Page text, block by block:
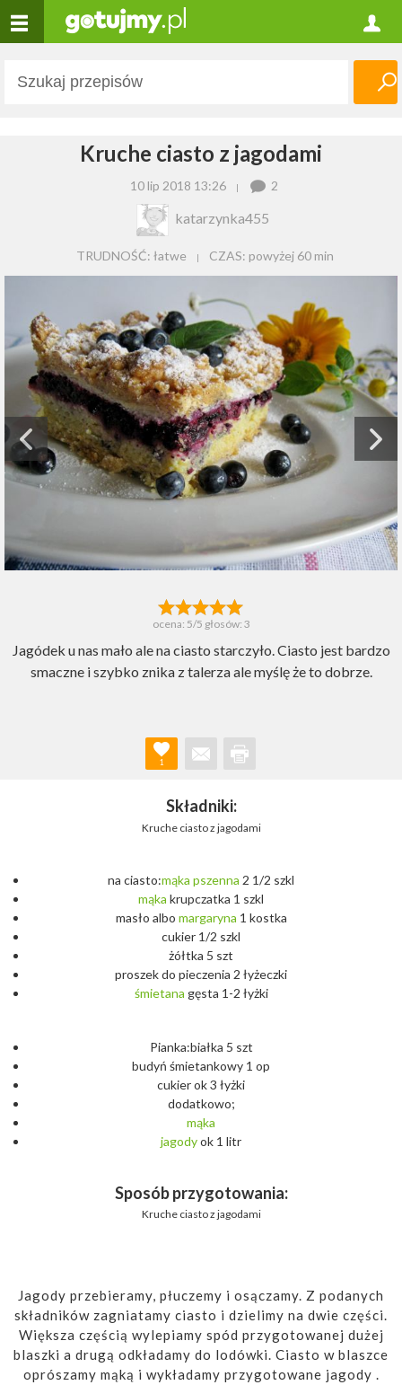
Kruche ciasto z jagodami
10 lip 2018 13:26 2
katarzynka455
TRUDNOŚĆ: łatwe CZAS: powyżej 60 min
ocena: 5/5 głosów: 3
Jagódek u nas mało ale na ciasto starczyło. Ciasto jest bardzo
smaczne i szybko znika z talerza ale myślę że to dobrze.
1
Składniki:
Kruche ciasto z jagodami
na ciasto:mąka pszenna 2 1/2 szkl
mąka krupczatka 1 szkl
masło albo margaryna 1 kostka
cukier 1/2 szkl
żółtka 5 szt
proszek do pieczenia 2 łyżeczki
śmietana gęsta 1-2 łyżki
Pianka:białka 5 szt
budyń śmietankowy 1 op
cukier ok 3 łyżki
dodatkowo;
mąka
jagodyok 1 litr
Sposób przygotowania:
Kruche ciasto z jagodami
Jagody przebieramy, płuczemy i osączamy. Z podanych
składników zagniatamy ciasto i dzielimy na dwie części.
Większa częścią wylepiamy spód przygotowanej dużej
blaszki a drugą odkładamy do lodówki. Ciasto w blaszce
oprószamy mąką i wykładamy przygotowane jagody .